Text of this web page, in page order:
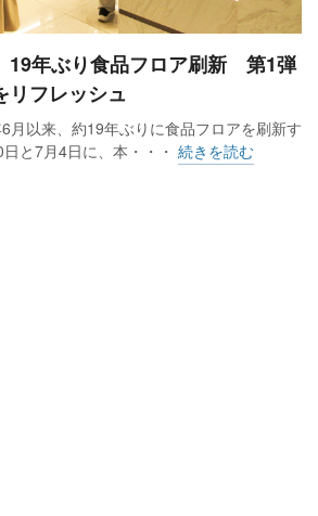
19年ぶり食品フロア刷新 第1弾
リフレッシュ
月以来、約19年ぶりに食品フロアを刷新す
と7月4日に、本・・・ 続きを読む